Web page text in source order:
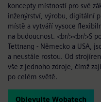
koncepty místností pro své
inženýrství, výrobu, digitální
místě a vytváří vysoce
na budoucnost. <br/><br/>S
Tettnang - Německo a USA,
a neustále rostou. Od
vše z jednoho zdroje, čímž
po celém světě.
Objevujte Wobatech